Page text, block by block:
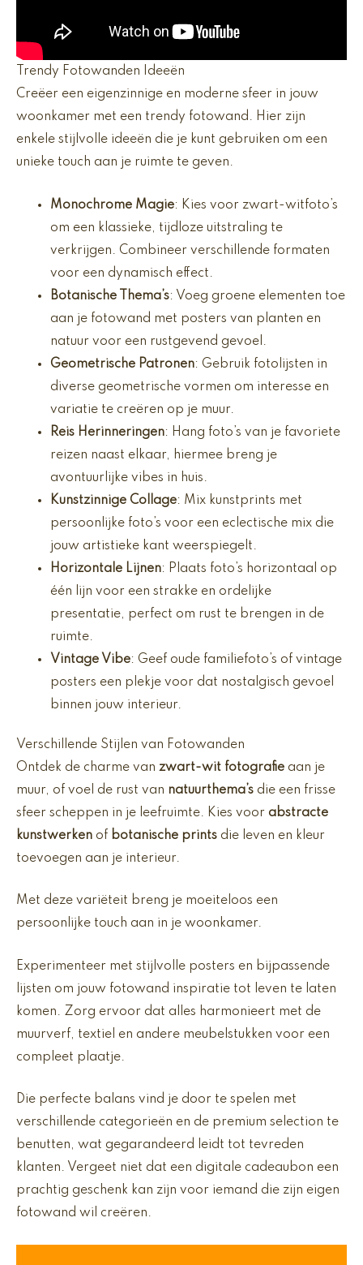
Trendy Fotowanden Ideeën
Creëer een eigenzinnige en moderne sfeer in jouw
woonkamer met een trendy fotowand. Hier zijn
enkele stijlvolle ideeën die je kunt gebruiken om een
unieke touch aan je ruimte te geven.
Monochrome Magie: Kies voor zwart-witfoto’s
om een klassieke, tijdloze uitstraling te
verkrijgen. Combineer verschillende formaten
voor een dynamisch effect.
Botanische Thema’s: Voeg groene elementen toe
aan je fotowand met posters van planten en
natuur voor een rustgevend gevoel.
Geometrische Patronen: Gebruik fotolijsten in
diverse geometrische vormen om interesse en
variatie te creëren op je muur.
Reis Herinneringen: Hang foto’s van je favoriete
reizen naast elkaar, hiermee breng je
avontuurlijke vibes in huis.
Kunstzinnige Collage: Mix kunstprints met
persoonlijke foto’s voor een eclectische mix die
jouw artistieke kant weerspiegelt.
Horizontale Lijnen: Plaats foto’s horizontaal op
één lijn voor een strakke en ordelijke
presentatie, perfect om rust te brengen in de
ruimte.
Vintage Vibe: Geef oude familiefoto’s of vintage
posters een plekje voor dat nostalgisch gevoel
binnen jouw interieur.
Verschillende Stijlen van Fotowanden
Ontdek de charme van zwart-wit fotografie aan je
muur, of voel de rust van natuurthema’s die een frisse
sfeer scheppen in je leefruimte. Kies voor abstracte
kunstwerken of botanische prints die leven en kleur
toevoegen aan je interieur.
Met deze variëteit breng je moeiteloos een
persoonlijke touch aan in je woonkamer.
Experimenteer met stijlvolle posters en bijpassende
lijsten om jouw fotowand inspiratie tot leven te laten
komen. Zorg ervoor dat alles harmonieert met de
muurverf, textiel en andere meubelstukken voor een
compleet plaatje.
Die perfecte balans vind je door te spelen met
verschillende categorieën en de premium selection te
benutten, wat gegarandeerd leidt tot tevreden
klanten. Vergeet niet dat een digitale cadeaubon een
prachtig geschenk kan zijn voor iemand die zijn eigen
fotowand wil creëren.